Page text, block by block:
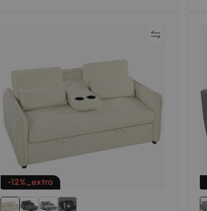
-12%_extra
1+